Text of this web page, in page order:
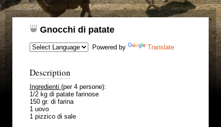
Gnocchi di patate
Powered by Translate
Description
Ingredienti (per 4 persone):
1/2 kg di patate farinose
150 gr. di farina
1 uovo
1 pizzico di sale